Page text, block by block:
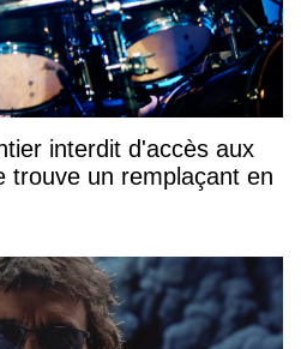
interdit d'accès aux
trouve un remplaçant en